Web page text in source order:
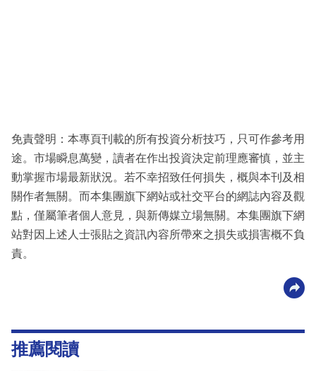
免責聲明：本專頁刊載的所有投資分析技巧，只可作參考用
途。市場瞬息萬變，讀者在作出投資決定前理應審慎，並主
動掌握市場最新狀況。若不幸招致任何損失，概與本刊及相
關作者無關。而本集團旗下網站或社交平台的網誌內容及觀
點，僅屬筆者個人意見，與新傳媒立場無關。本集團旗下網
站對因上述人士張貼之資訊內容所帶來之損失或損害概不負
責。
推薦閱讀